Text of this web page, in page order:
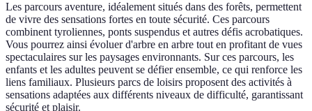
Les parcours aventure, idéalement situés dans des forêts, permettent
de vivre des sensations fortes en toute sécurité. Ces parcours
combinent tyroliennes, ponts suspendus et autres défis acrobatiques.
Vous pourrez ainsi évoluer d'arbre en arbre tout en profitant de vues
spectaculaires sur les paysages environnants. Sur ces parcours, les
enfants et les adultes peuvent se défier ensemble, ce qui renforce les
liens familiaux. Plusieurs parcs de loisirs proposent des activités à
sensations adaptées aux différents niveaux de difficulté, garantissant
sécurité et plaisir.